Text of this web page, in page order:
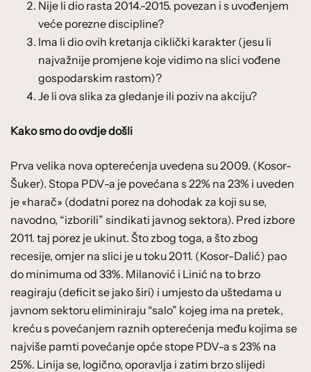
Nije li dio rasta 2014.-2015. povezan i s uvođenjem
veće porezne discipline?
Ima li dio ovih kretanja ciklički karakter (jesu li
najvažnije promjene koje vidimo na slici vođene
gospodarskim rastom)?
Je li ova slika za gledanje ili poziv na akciju?
Kako smo do ovdje došli
Prva velika nova opterećenja uvedena su 2009. (Kosor-
Šuker). Stopa PDV-a je povećana s 22% na 23% i uveden
je «harač» (dodatni porez na dohodak za koji su se,
navodno, “izborili” sindikati javnog sektora). Pred izbore
2011. taj porez je ukinut. Što zbog toga, a što zbog
recesije, omjer na slici je u toku 2011. (Kosor-Dalić) pao
do minimuma od 33%. Milanović i Linić na to brzo
reagiraju (deficit se jako širi) i umjesto da uštedama u
javnom sektoru eliminiraju “salo” kojeg ima na pretek,
kreću s povećanjem raznih opterećenja među kojima se
najviše pamti povećanje opće stope PDV-a s 23% na
25%. Linija se, logično, oporavlja i zatim brzo slijedi